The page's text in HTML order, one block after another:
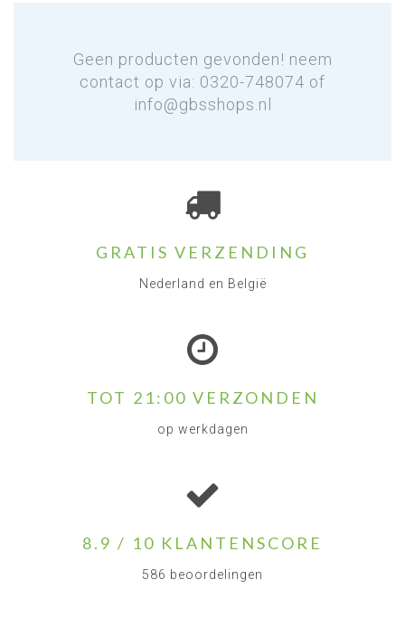
Geen producten gevonden! neem
contact op via: 0320-748074 of
info@gbsshops.nl
GRATIS VERZENDING
Nederland en België
TOT 21:00 VERZONDEN
op werkdagen
8.9 / 10 KLANTENSCORE
586 beoordelingen